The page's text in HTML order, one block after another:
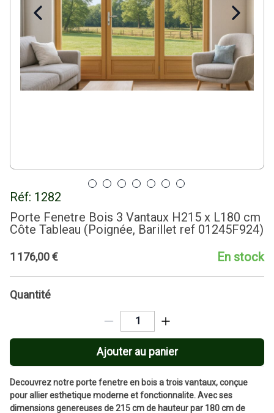
Réf: 1282
Porte Fenetre Bois 3 Vantaux H215 x L180 cm
Côte Tableau (Poignée, Barillet ref 01245F924)
1 176,00€ En stock
Quantité
Ajouter au panier
Decouvrez notre porte fenetre en bois a trois vantaux, conçue
pour allier esthetique moderne et fonctionnalite. Avec ses
dimensions genereuses de 215 cm de hauteur par 180 cm de